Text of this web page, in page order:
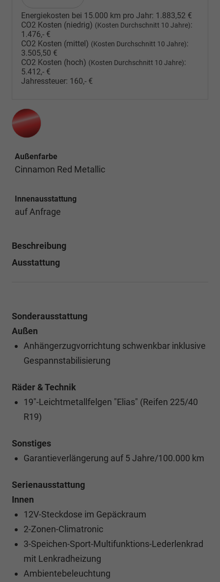
Energiekosten bei 15.000 km pro Jahr: 1.883,52 €
CO2 Kosten (niedrig) (Kosten Durchschnitt 10 Jahre):
1.476,- €
CO2 Kosten (mittel) (Kosten Durchschnitt 10 Jahre):
3.505,50 €
CO2 Kosten (hoch) (Kosten Durchschnitt 10 Jahre):
5.412,- €
Jahressteuer: 160,- €
Außenfarbe
Cinnamon Red Metallic
Innenausstattung
auf Anfrage
Beschreibung
Ausstattung
Sonderausstattung
Außen
Anhängerzugvorrichtung schwenkbar inklusive
Gespannstabilisierung
Räder & Technik
19"-Leichtmetallfelgen "Elias" (Reifen 225/40
R19)
Sonstiges
Garantieverlängerung auf 5 Jahre/100.000 km
Serienausstattung
Innen
12V-Steckdose im Gepäckraum
2-Zonen-Climatronic
3-Speichen-Sport-Multifunktions-Lederlenkrad
mit Lenkradheizung
Ambientebeleuchtung